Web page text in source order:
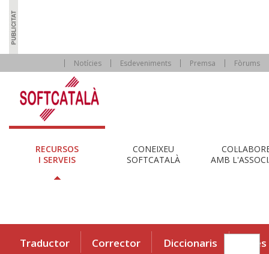
Notícies Esdeveniments Premsa Fòrums
RECURSOS
I SERVEIS
CONEIXEU
SOFTCATALÀ
AMB
Traductor Corrector Diccionaris Eines